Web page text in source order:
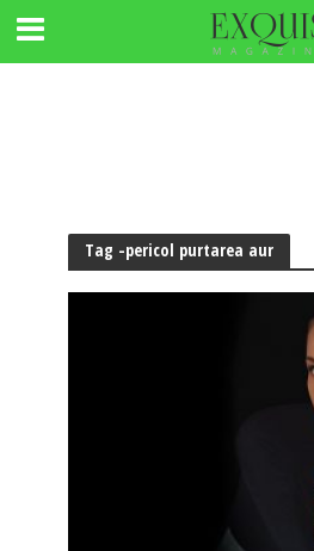
Tag -pericol purtarea aur